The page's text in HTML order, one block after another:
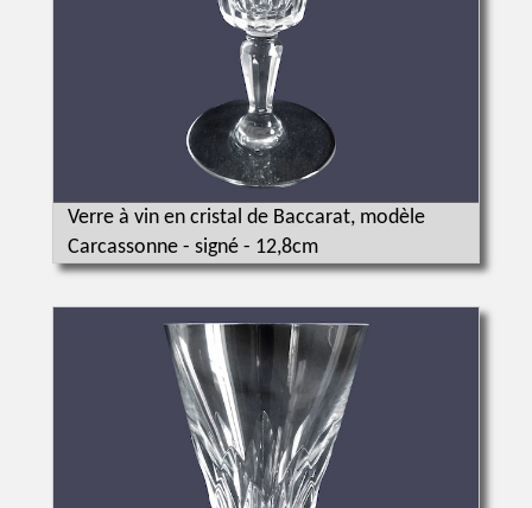
Verre à vin en cristal de Baccarat, modèle
Carcassonne - signé - 12,8cm